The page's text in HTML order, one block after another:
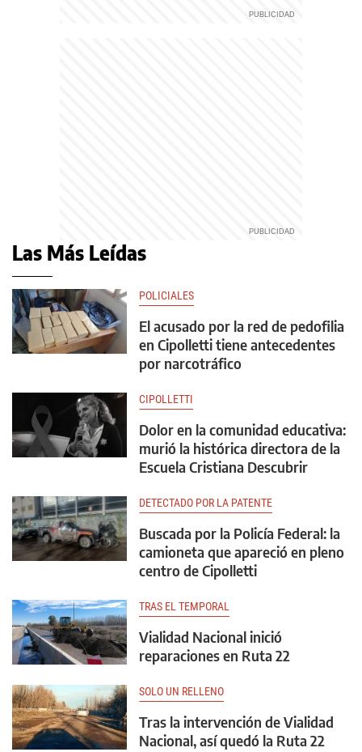
Las Más Leídas
POLICIALES
El acusado por la red de pedofilia
en Cipolletti tiene antecedentes
por narcotráfico
CIPOLLETTI
Dolor en la comunidad educativa:
murió la histórica directora de la
Escuela Cristiana Descubrir
DETECTADO POR LA PATENTE
Buscada por la Policía Federal: la
camioneta que apareció en pleno
centro de Cipolletti
TRAS EL TEMPORAL
Vialidad Nacional inició
reparaciones en Ruta 22
SOLO UN RELLENO
Tras la intervención de Vialidad
Nacional, así quedó la Ruta 22